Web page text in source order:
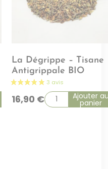
La Dégrippe – Tisane
Antigrippale BIO
16,90 € Ajouter
panier